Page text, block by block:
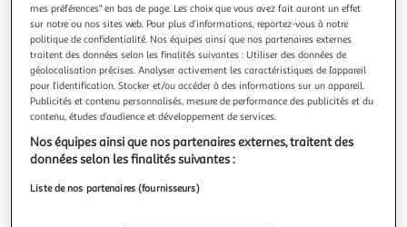
ALSACE LAIT
Yaourt framboise avec morceaux
Retrouvez les saveurs authentiques de l'Alsace à travers un
large choix de saveurs : mirabelle, fraise, framboise,
myrtille.
En savoir +
4x125g
Vous voulez connaître le prix de ce produit ?
mes préférences" en bas de page. Les choix que vous avez fait auront un effet
sur notre ou nos sites web. Pour plus d’informations, reportez-vous à notre
politique de confidentialité. Nos équipes ainsi que nos partenaires externes
traitent des données selon les finalités suivantes : Utiliser des données de
géolocalisation précises. Analyser activement les caractéristiques de l’appareil
pour l’identification. Stocker et/ou accéder à des informations sur un appareil.
Publicités et contenu personnalisés, mesure de performance des publicités et du
contenu, études d’audience et développement de services.
Nos équipes ainsi que nos partenaires externes, traitent des
données selon les finalités suivantes :
Liste de nos partenaires (fournisseurs)